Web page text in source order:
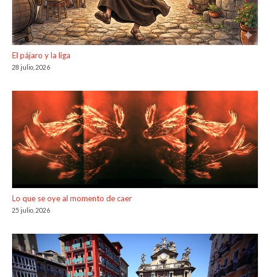
El pájaro y la liga
28 julio, 2026
Lo que se oye al momento de caer
25 julio, 2026